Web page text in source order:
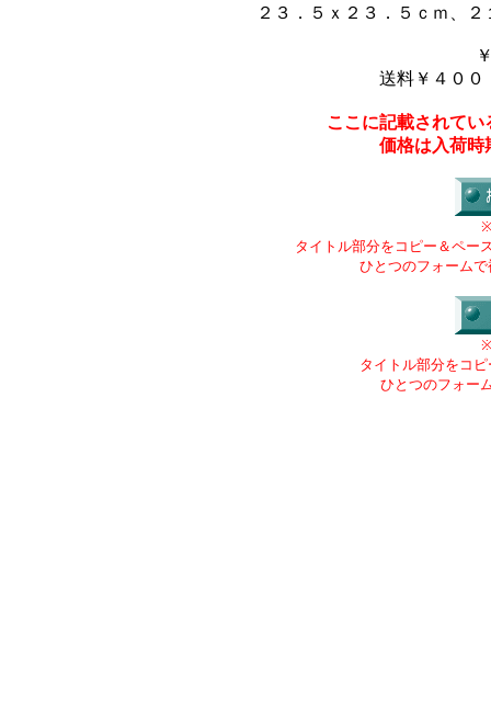
２３．５ｘ２３．５ｃｍ、
送料￥４００
ここに記載されて
価格は入荷時
タイトル部分をコピー＆ペー
ひとつのフォーム
タイトル部分をコ
ひとつのフォー